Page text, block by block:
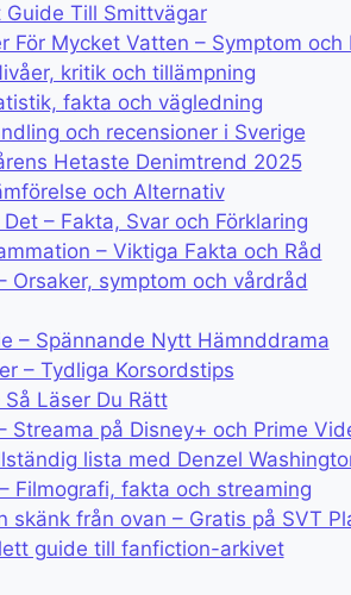
Guide Till Smittvägar
För Mycket Vatten – Symptom och
kritik och tillämpning
fakta och vägledning
och recensioner i Sverige
Hetaste Denimtrend 2025
och Alternativ
– Fakta, Svar och Förklaring
– Viktiga Fakta och Råd
Orsaker, symptom och vårdråd
– Spännande Nytt Hämnddrama
– Tydliga Korsordstips
Läser Du Rätt
Streama på Disney+ och Prime
lista med Denzel
Filmografi, fakta och streaming
skänk från ovan – Gratis på SVT
guide till fanfiction-arkivet